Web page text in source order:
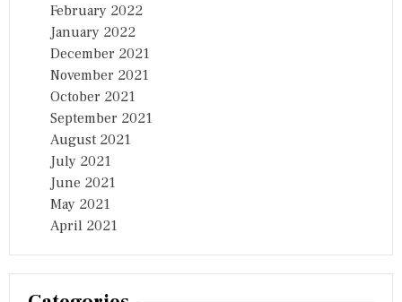
February 2022
January 2022
December 2021
November 2021
October 2021
September 2021
August 2021
July 2021
June 2021
May 2021
April 2021